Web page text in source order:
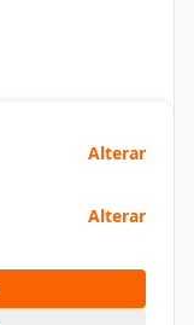
Alterar
Alterar